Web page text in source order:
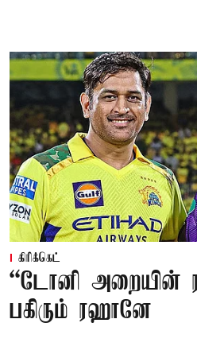
கிரிக்கெட்
“டோனி அறையின்
பகிரும் ரஹானே